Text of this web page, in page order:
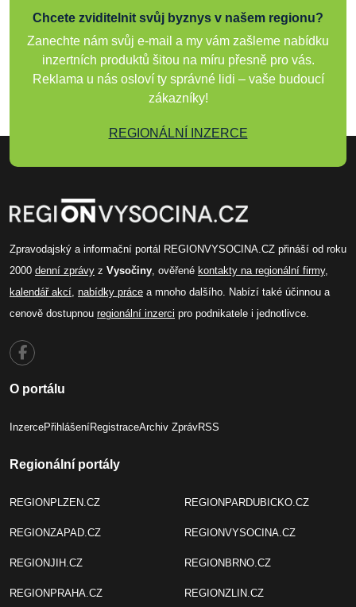
Chcete zviditelnit svůj byznys v našem regionu?
Zanechte nám svůj e-mail a my vám zašleme nabídku
inzertních produktů šitou na míru přesně pro vás.
Reklama u nás osloví ty správné lidi – vaše budoucí
zákazníky!
REGIONÁLNÍ INZERCE
Zpravodajský a informační portál REGIONVYSOCINA.CZ přináší od roku
2000 denní zprávy z Vysočiny , ověřené kontakty na regionální firmy,
kalendář akcí nabídky práce a mnoho dalšího. Nabízí také účinnou a
cenově dostupnou regionální inzerci pro podnikatele i jednotlivce.
O portálu
InzercePřihlášeníRegistraceArchiv ZprávRSS
Regionální portály
REGIONPLZEN.CZ
REGIONZAPAD.CZ
REGIONJIH.CZ
REGIONPRAHA.CZ
REGIONPARDUBICKO.CZ
REGIONVYSOCINA.CZ
REGIONBRNO.CZ
REGIONZLIN.CZ